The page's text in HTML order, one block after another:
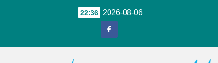
2026-08-06
22:36